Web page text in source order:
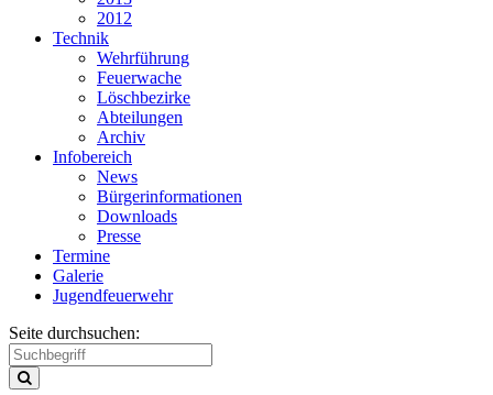
2012
Technik
Wehrführung
Feuerwache
Löschbezirke
Abteilungen
Archiv
Infobereich
News
Bürgerinformationen
Downloads
Presse
Termine
Galerie
Jugendfeuerwehr
Seite durchsuchen: